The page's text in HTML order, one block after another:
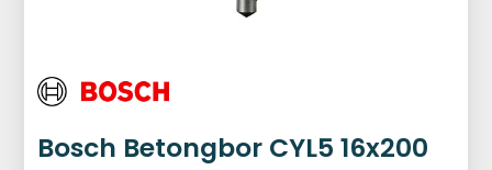
Bosch Betongbor CYL5 16x200